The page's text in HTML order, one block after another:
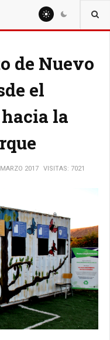
de Nuevo
el
la
2017 VISITAS: 7021